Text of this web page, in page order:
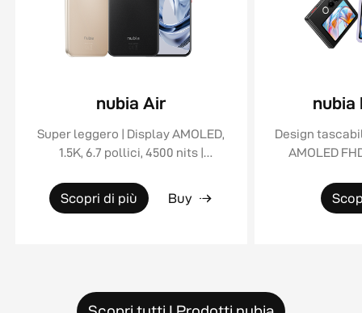
nubia Air
Super leggero | Display AMOLED,
1.5K, 6.7 pollici, 4500 nits |
| Batteria 5000mAh con ricarica
rapida 32W
Scopri di più Buy
nubia
Design
AMOLED
Batteria